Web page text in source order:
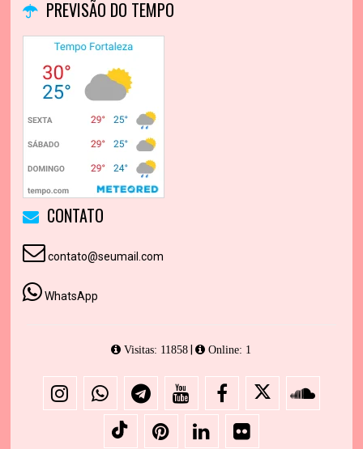
PREVISÃO DO TEMPO
CONTATO
contato@seumail.com
WhatsApp
Visitas: 11858 | Online: 1